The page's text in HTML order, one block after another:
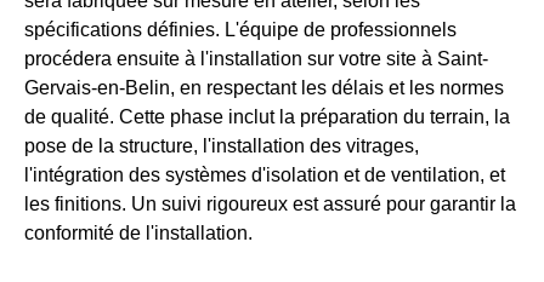
spécifications définies. L'équipe de professionnels
procédera ensuite à l'installation sur votre site à Saint-
Gervais-en-Belin, en respectant les délais et les normes
de qualité. Cette phase inclut la préparation du terrain, la
pose de la structure, l'installation des vitrages,
l'intégration des systèmes d'isolation et de ventilation, et
les finitions. Un suivi rigoureux est assuré pour garantir la
conformité de l'installation.